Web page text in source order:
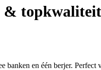
& topkwaliteit
en één berjer.